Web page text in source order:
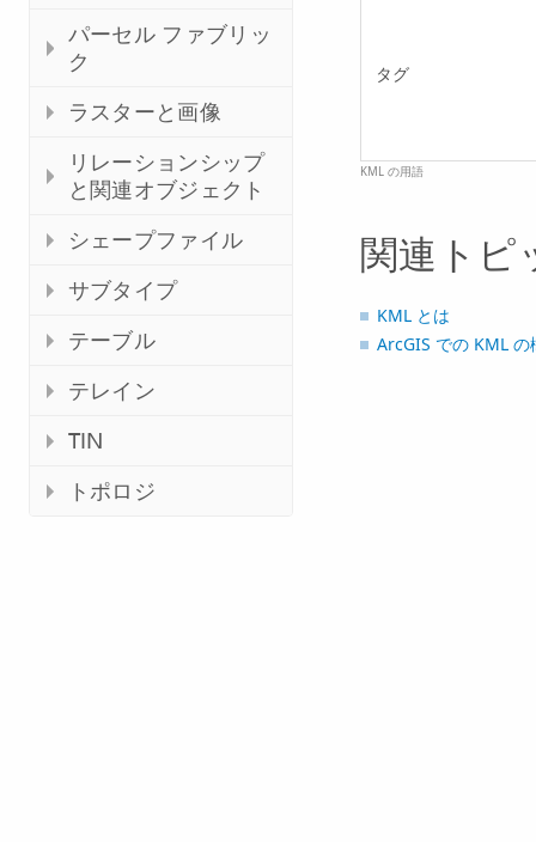
パーセル ファブリッ
ク
ラスターと画像
リレーションシップ
と関連オブジェクト
シェープファイル
サブタイプ
テーブル
テレイン
TIN
トポロジ
タグ
KML の用語
関連トピ
KML とは
ArcGIS での KML の